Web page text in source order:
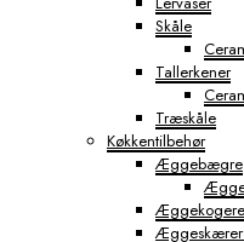
Skåle
Tallerkener
Træskåle
Køkkentilbehør
Æggebægre
Æggekogere